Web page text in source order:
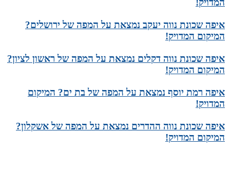
איפה שכונת נווה יעקב נמצאת על המפה של ירושלים?
המיקום המדויק!
איפה שכונת נווה דקלים נמצאת על המפה של ראשון לציון?
המיקום המדויק!
איפה רמת יוסף נמצאת על המפה של בת ים? המיקום
המדויק!
איפה שכונת נווה ההדרים נמצאת על המפה של אשקלון?
המיקום המדויק!